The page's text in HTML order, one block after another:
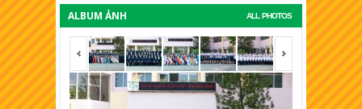
ALL PHOTOS
ALBUM ẢNH
<span></span> <span></